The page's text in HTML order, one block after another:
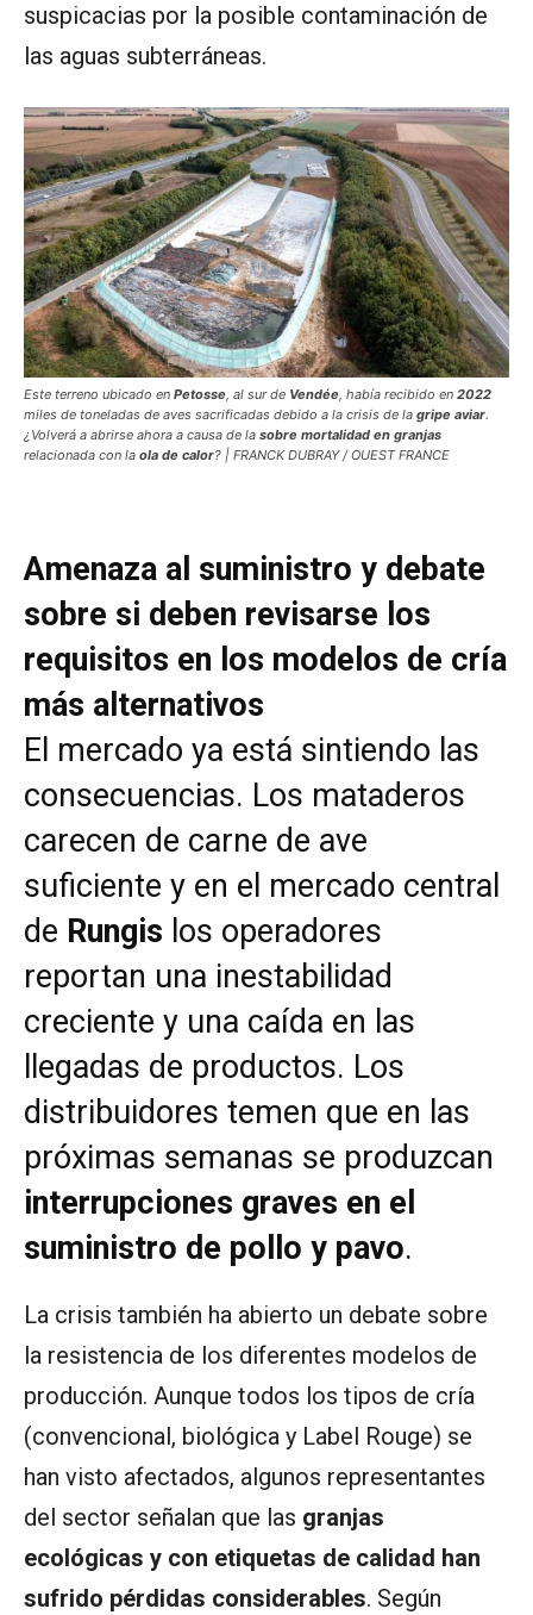
suspicacias por la posible contaminación de
las aguas subterráneas.
Este terreno ubicado en Petosse, al sur de Vendée, había recibido en 2022
miles de toneladas de aves sacrificadas debido a la crisis de la gripe aviar.
¿Volverá a abrirse ahora a causa de la sobre mortalidad en granjas
relacionada con la ola de calor? | FRANCK DUBRAY / OUEST FRANCE
Amenaza al suministro y debate
sobre si deben revisarse los
requisitos en los modelos de cría
más alternativos
El mercado ya está sintiendo las
consecuencias. Los mataderos
carecen de carne de ave
suficiente y en el mercado central
de Rungis los operadores
reportan una inestabilidad
creciente y una caída en las
llegadas de productos. Los
distribuidores temen que en las
próximas semanas se produzcan
interrupciones graves en el
suministro de pollo y pavo.
La crisis también ha abierto un debate sobre
la resistencia de los diferentes modelos de
producción. Aunque todos los tipos de cría
(convencional, biológica y Label Rouge) se
han visto afectados, algunos representantes
del sector señalan que las granjas
ecológicas y con etiquetas de calidad han
sufrido pérdidas considerables. Según